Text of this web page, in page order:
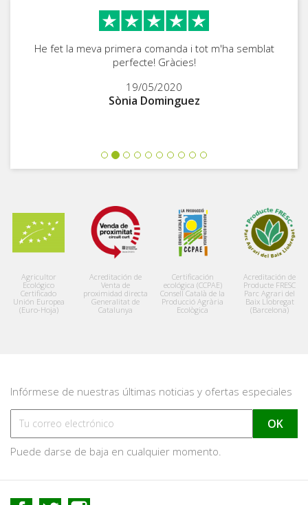
He fet la meva primera comanda i tot m'ha semblat
perfecte! Gràcies!
19/05/2020
Sònia Dominguez
Agricultor
Ecológico
Certificado
Unión Europea
(Euro-Hoja)
Acreditación de
Venta de
proximidad directa
Generalitat de
Catalunya
Certificación
ecológica (CCPAE)
Consell Català de la
Producció Agrària
Ecològica
Acreditación de
Producte FRESC
Parc Agrari del
Baix Llobregat
(Barcelona)
Infórmese de nuestras últimas noticias y ofertas especiales
Puede darse de baja en cualquier momento.